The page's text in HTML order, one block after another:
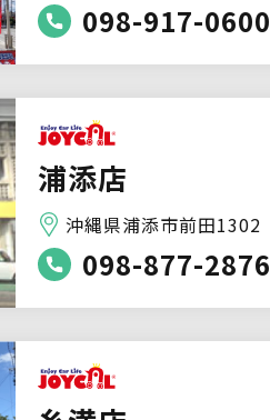
098-917-0600
浦添店
沖縄県浦添市前田1302
098-877-2876